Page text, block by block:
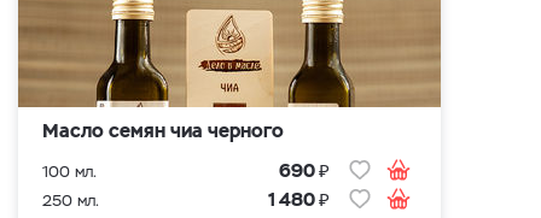
Масло семян чиа черного
100 мл. 690₽
250 мл. 1 480₽